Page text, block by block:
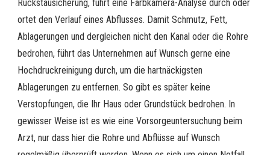
Rückstausicherung, führt eine Farbkamera-Analyse durch oder
ortet den Verlauf eines Abflusses. Damit Schmutz, Fett,
Ablagerungen und dergleichen nicht den Kanal oder die Rohre
bedrohen, führt das Unternehmen auf Wunsch gerne eine
Hochdruckreinigung durch, um die hartnäckigsten
Ablagerungen zu entfernen. So gibt es später keine
Verstopfungen, die Ihr Haus oder Grundstück bedrohen. In
gewisser Weise ist es wie eine Vorsorgeuntersuchung beim
Arzt, nur dass hier die Rohre und Abflüsse auf Wunsch